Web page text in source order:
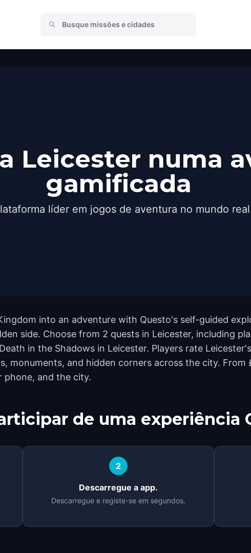
Leicester numa
gamificada
líder em jogos de aventura no mundo
into an adventure with Questo's self-guided
side. Choose from 2 quests in Leicester, including
in the Shadows in Leicester. Players rate
monuments, and hidden corners across the city.
phone, and the city.
de uma experiência
2
Descarregue a app.
Descarregue e registe-se em segundos.